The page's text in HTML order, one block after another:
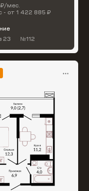
₽/мес.
- от 1 422 885 ₽
23 №112